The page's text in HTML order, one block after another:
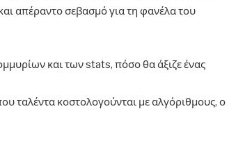
απέραντο σεβασμό για τη φανέλα του
και των stats, πόσο θα άξιζε ένας
ταλέντα κοστολογούνται με αλγόριθμους, ο